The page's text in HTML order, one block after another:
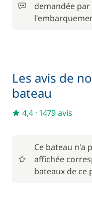
Forfait Nettoyage
Hôtesse (repas
demandée
Les avis de
bateau
4,4 · 1479 avis
Ce bateau n'a
affichée
bateaux de ce